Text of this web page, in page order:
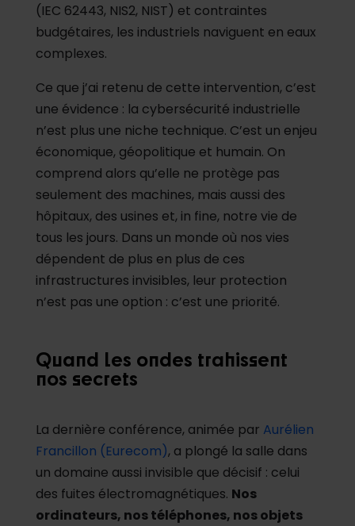
(IEC 62443, NIS2, NIST) et contraintes
budgétaires, les industriels naviguent en eaux
complexes.
Ce que j’ai retenu de cette intervention, c’est
une évidence : la cybersécurité industrielle
n’est plus une niche technique. C’est un enjeu
économique, géopolitique et humain. On
comprend alors qu’elle ne protège pas
seulement des machines, mais aussi des
hôpitaux, des usines et, in fine, notre vie de
tous les jours. Dans un monde où nos vies
dépendent de plus en plus de ces
infrastructures invisibles, leur protection
n’est pas une option : c’est une priorité.
Quand les ondes trahissent
nos secrets
La dernière conférence, animée par Aurélien
Francillon (Eurecom), a plongé la salle dans
un domaine aussi invisible que décisif : celui
des fuites électromagnétiques. Nos
ordinateurs, nos téléphones, nos objets